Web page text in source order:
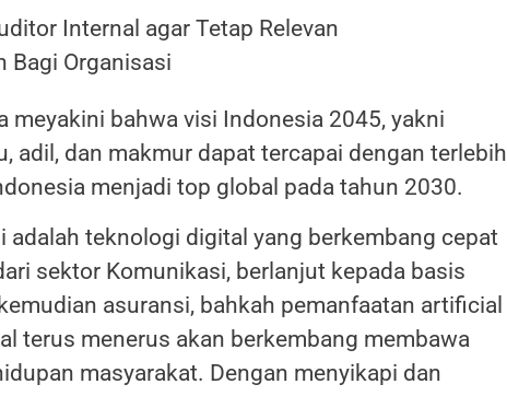
Internal agar Tetap Relevan
Bagi Organisasi
meyakini bahwa visi Indonesia 2045, yakni
adil, dan makmur dapat tercapai dengan terlebih
menjadi top global pada tahun 2030.
adalah teknologi digital yang berkembang cepat
sektor Komunikasi, berlanjut kepada basis
asuransi, bahkah pemanfaatan artificial
terus menerus akan berkembang membawa
masyarakat. Dengan menyikapi dan